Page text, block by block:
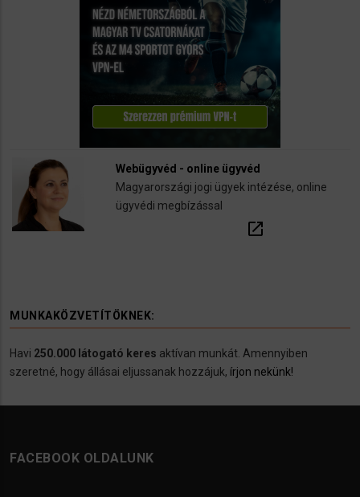
Webügyvéd - online ügyvéd
Magyarországi jogi ügyek intézése, online
ügyvédi megbízással
open_in_new
MUNKAKÖZVETÍTÖKNEK:
Havi 250.000 látogató keres aktívan munkát. Amennyiben
szeretné, hogy állásai eljussanak hozzájuk, írjon nekünk!
FACEBOOK OLDALUNK